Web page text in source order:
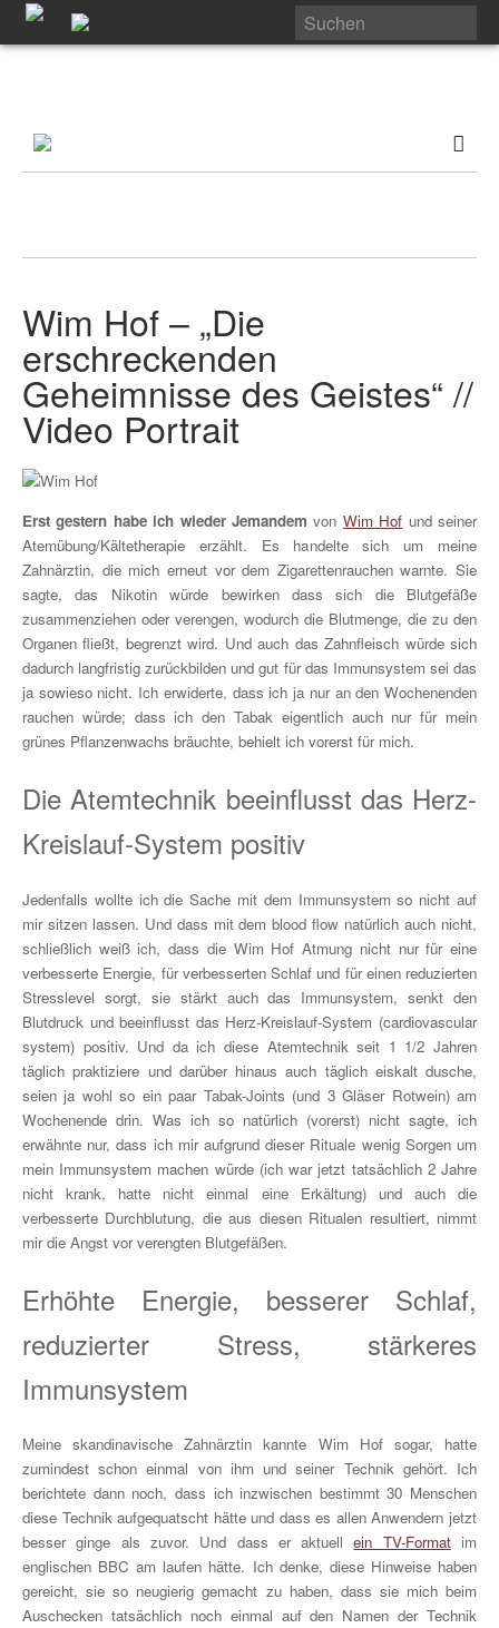
Wim Hof – „Die
erschreckenden
Geheimnisse des Geistes“ //
Video Portrait
Erst gestern habe ich wieder Jemandem von Wim Hof und seiner
Atemübung/Kältetherapie erzählt. Es handelte sich um meine
Zahnärztin, die mich erneut vor dem Zigarettenrauchen warnte. Sie
sagte, das Nikotin würde bewirken dass sich die Blutgefäße
zusammenziehen oder verengen, wodurch die Blutmenge, die zu den
Organen fließt, begrenzt wird. Und auch das Zahnfleisch würde sich
dadurch langfristig zurückbilden und gut für das Immunsystem sei das
ja sowieso nicht. Ich erwiderte, dass ich ja nur an den Wochenenden
rauchen würde; dass ich den Tabak eigentlich auch nur für mein
grünes Pflanzenwachs bräuchte, behielt ich vorerst für mich.
Die Atemtechnik beeinflusst das Herz-
Kreislauf-System positiv
Jedenfalls wollte ich die Sache mit dem Immunsystem so nicht auf
mir sitzen lassen. Und dass mit dem blood flow natürlich auch nicht,
schließlich weiß ich, dass die Wim Hof Atmung nicht nur für eine
verbesserte Energie, für verbesserten Schlaf und für einen reduzierten
Stresslevel sorgt, sie stärkt auch das Immunsystem, senkt den
Blutdruck und beeinflusst das Herz-Kreislauf-System (cardiovascular
system) positiv. Und da ich diese Atemtechnik seit 1 1/2 Jahren
täglich praktiziere und darüber hinaus auch täglich eiskalt dusche,
seien ja wohl so ein paar Tabak-Joints (und 3 Gläser Rotwein) am
Wochenende drin. Was ich so natürlich (vorerst) nicht sagte, ich
erwähnte nur, dass ich mir aufgrund dieser Rituale wenig Sorgen um
mein Immunsystem machen würde (ich war jetzt tatsächlich 2 Jahre
nicht krank, hatte nicht einmal eine Erkältung) und auch die
verbesserte Durchblutung, die aus diesen Ritualen resultiert, nimmt
mir die Angst vor verengten Blutgefäßen.
Erhöhte Energie, besserer Schlaf,
reduzierter Stress, stärkeres
Immunsystem
Meine skandinavische Zahnärztin kannte Wim Hof sogar, hatte
zumindest schon einmal von ihm und seiner Technik gehört. Ich
berichtete dann noch, dass ich inzwischen bestimmt 30 Menschen
diese Technik aufgequatscht hätte und dass es allen Anwendern jetzt
besser ginge als zuvor. Und dass er aktuellein TV-Formatim
englischen BBC am laufen hätte. Ich denke, diese Hinweise haben
gereicht, sie so neugierig gemacht zu haben, dass sie mich beim
Auschecken tatsächlich noch einmal auf den Namen der Technik